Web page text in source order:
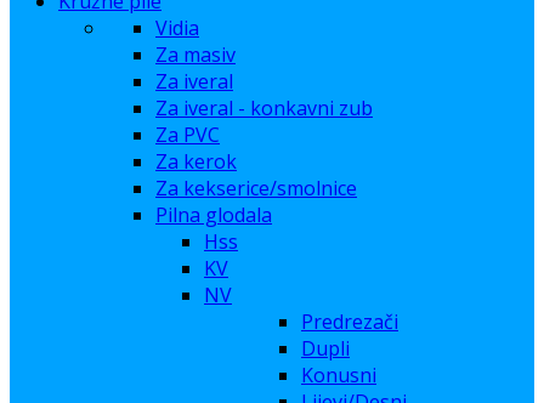
Vidia
Za masiv
Za iveral
Za iveral - konkavni zub
Za PVC
Za kerok
Za kekserice/smolnice
Pilna glodala
Hss
KV
NV
Predrezači
Dupli
Konusni